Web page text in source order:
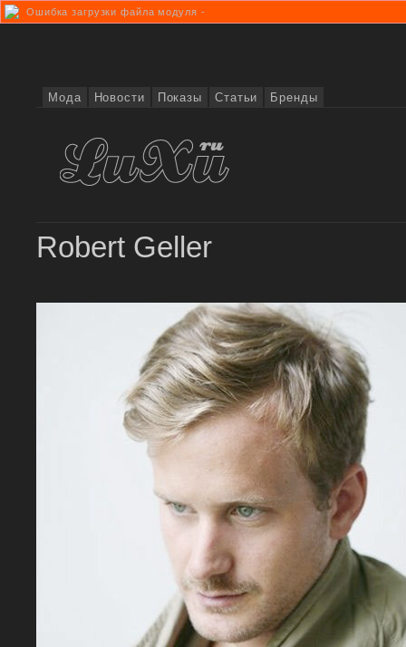
Ошибка загрузки файла модуля -
Мода Новости Показы Статьи Бренды
Robert Geller